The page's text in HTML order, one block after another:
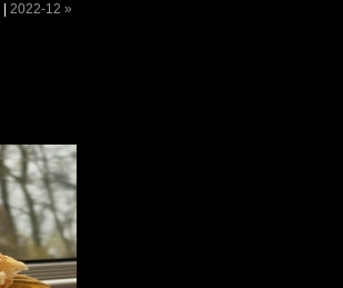
| 2022-12 »